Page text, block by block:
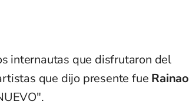
internautas que disfrutaron del
que dijo presente fue Rainao